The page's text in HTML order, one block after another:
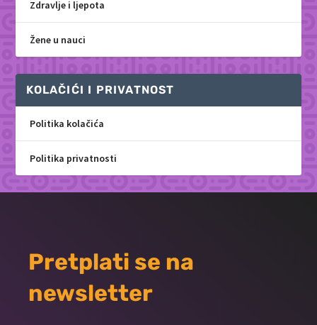
Zdravlje i ljepota
Žene u nauci
KOLAČIĆI I PRIVATNOST
Politika kolačića
Politika privatnosti
Pretplati se na
newsletter